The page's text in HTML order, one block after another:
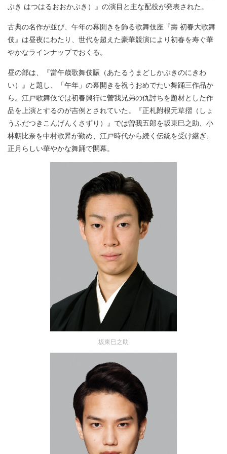
ぶき はつはるおおかぶき）』の演目と主な配役が発表された。
古典の名作が並び、午年の幕開きを飾る歌舞伎座『壽 初春大歌舞
伎』は昼夜にわたり、世代を超えた豪華競演により初春を寿ぐ華
やかなラインナップでおくる。
昼の部は、『當午歳歌舞伎賑（あたるうまどしかぶきのにきわ
い）』と題し、「午年」の幕開きを祝うおめでたい舞踊三作品か
ら。江戸歌舞伎では初春興行に曽我兄弟の仇討ちを題材とした作
品を上演とするのが吉例とされていた。『正札附根元草摺（しょ
うふだつきこんげんくさずり）』では曽我五郎を坂東巳之助、小
林朝比奈を中村歌昇が勤め、江戸時代から続く伝統を受け継ぎ、
正月らしい華やかな舞踊で開幕。
坂東巳之助